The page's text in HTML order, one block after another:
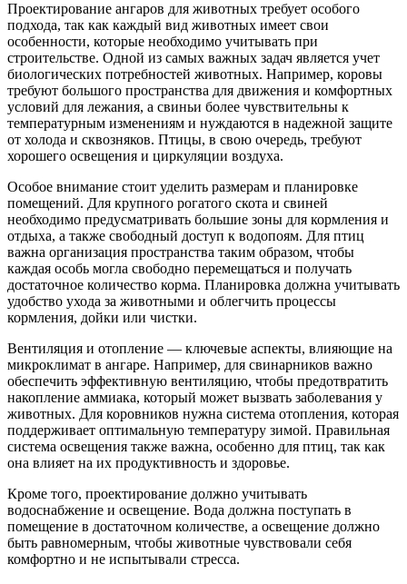
Проектирование ангаров для животных требует особого
подхода, так как каждый вид животных имеет свои
особенности, которые необходимо учитывать при
строительстве. Одной из самых важных задач является учет
биологических потребностей животных. Например, коровы
требуют большого пространства для движения и комфортных
условий для лежания, а свиньи более чувствительны к
температурным изменениям и нуждаются в надежной защите
от холода и сквозняков. Птицы, в свою очередь, требуют
хорошего освещения и циркуляции воздуха.
Особое внимание стоит уделить размерам и планировке
помещений. Для крупного рогатого скота и свиней
необходимо предусматривать большие зоны для кормления и
отдыха, а также свободный доступ к водопоям. Для птиц
важна организация пространства таким образом, чтобы
каждая особь могла свободно перемещаться и получать
достаточное количество корма. Планировка должна учитывать
удобство ухода за животными и облегчить процессы
кормления, дойки или чистки.
Вентиляция и отопление — ключевые аспекты, влияющие на
микроклимат в ангаре. Например, для свинарников важно
обеспечить эффективную вентиляцию, чтобы предотвратить
накопление аммиака, который может вызвать заболевания у
животных. Для коровников нужна система отопления, которая
поддерживает оптимальную температуру зимой. Правильная
система освещения также важна, особенно для птиц, так как
она влияет на их продуктивность и здоровье.
Кроме того, проектирование должно учитывать
водоснабжение и освещение. Вода должна поступать в
помещение в достаточном количестве, а освещение должно
быть равномерным, чтобы животные чувствовали себя
комфортно и не испытывали стресса.